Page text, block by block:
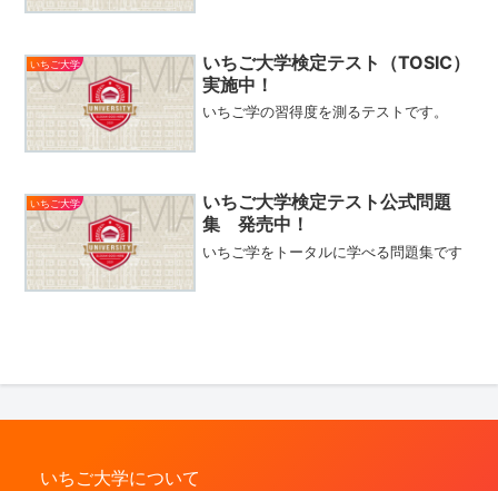
いちご大学
いちご大学検定テスト（TOSIC）
実施中！
いちご学の習得度を測るテストです。
いちご大学
いちご大学検定テスト公式問題
集 発売中！
いちご学をトータルに学べる問題集です
いちご大学について